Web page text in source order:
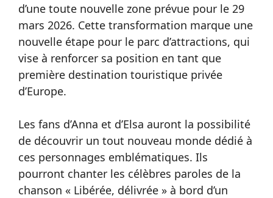
d’une toute nouvelle zone prévue pour le 29
mars 2026. Cette transformation marque une
nouvelle étape pour le parc d’attractions, qui
vise à renforcer sa position en tant que
première destination touristique privée
d’Europe.
Les fans d’Anna et d’Elsa auront la possibilité
de découvrir un tout nouveau monde dédié à
ces personnages emblématiques. Ils
pourront chanter les célèbres paroles de la
chanson « Libérée, délivrée » à bord d’un